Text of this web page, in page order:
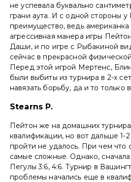
не успевала буквально
грани аута. И с одной стороны
преимущество, ведь
агрессивная манера игры
Даши, и по игре с Рыбакиной
сейчас в прекрасной
Перед этой игрой Мертенс,
были выбиты из турнира в 2-х
навязать борьбу, да и то только
Stearns P.
Пейтон же на домашних
квалификации, но вот дальше 1-
пройти не удалось. При чем что
самые сложные. Однако,
Пегулы 3:6, 4:6. Турнир в
проблемы начались еще в